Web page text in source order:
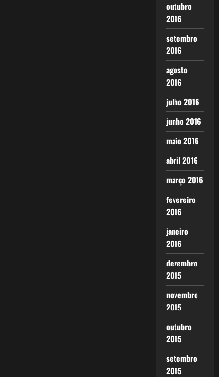
outubro
2016
setembro
2016
agosto
2016
julho 2016
junho 2016
maio 2016
abril 2016
março 2016
fevereiro
2016
janeiro
2016
dezembro
2015
novembro
2015
outubro
2015
setembro
2015